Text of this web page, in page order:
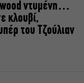
ντυμένη…
κλουβί,
του Τζούλιαν